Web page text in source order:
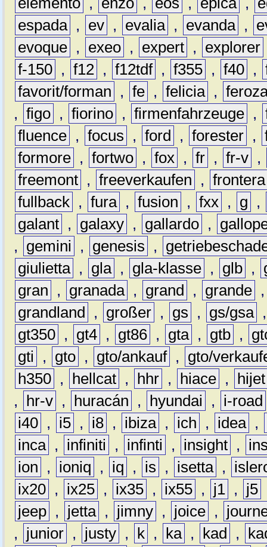
espada , ev , evalia , evanda ,
evoque , exeo , expert , explorer
f-150 , f12 , f12tdf , f355 , f40 ,
favorit/forman
, fe , felicia ,
, figo , fiorino , firmenfahrzeuge ,
fluence , focus , ford , forester ,
formore , fortwo , fox , fr , fr-v ,
freemont , freeverkaufen , frontera
fullback , fura , fusion , fxx , g
,
galant , galaxy , gallardo ,
,
gemini , genesis ,
giulietta , gla , gla-klasse , glb ,
gran
, granada , grand , grande
grandland
, großer , gs , gs/gsa
gt350 , gt4 , gt86 , gta , gtb ,
gti
, gto , gto/ankauf ,
gto/
h350 , hellcat , hhr , hiace ,
hijet
,
hr-v , huracán , hyundai ,
i-road
i40 , i5 , i8 , ibiza , ich , idea ,
inca , infiniti , infinti , insight ,
ion
, ioniq , iq , is , isetta ,
ix20 , ix25 , ix35 , ix55 , j1 , j5
jeep , jetta , jimny , joice ,
,
junior , justy , k , ka , kad ,